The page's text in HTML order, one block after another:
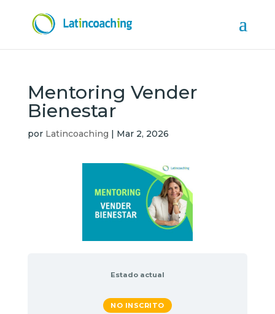
Mentoring Vender
Bienestar
por Latincoaching | Mar 2, 2026
Estado actual
NO INSCRITO